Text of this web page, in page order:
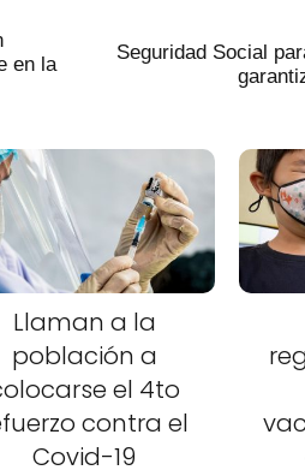
en la
Seguridad Social
Llaman a la
población a
el 4to
contra el
Covid-19